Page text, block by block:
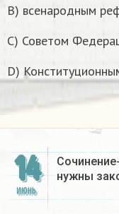
В) всенародным
С) Советом
D)
14
ИЮНЬ
нужны